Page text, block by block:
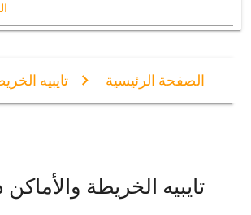
الصفحة الرئيسية تايبيه
تايبيه الخريطة